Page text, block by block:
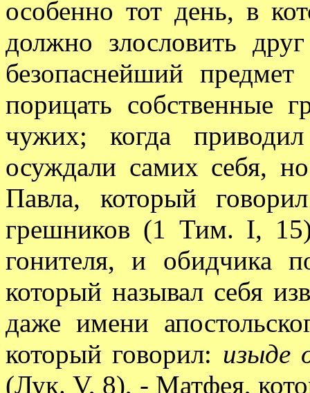
особенно тот день, в
должно злословить
безопаснейший
порицать собственные
чужих; когда
осуждали самих себя,
Павла, который
грешников (1 Тим. I,
гонителя, и обидчика
который называл себя
даже имени
который говорил: изыде
(Лук. V, 8), - Матфея,